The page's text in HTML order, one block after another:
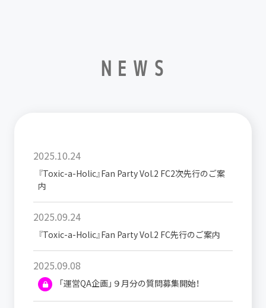
NEWS
2025.10.24
『Toxic-a-Holic』Fan Party Vol.2 FC2次先行のご案
内
2025.09.24
『Toxic-a-Holic』Fan Party Vol.2 FC先行のご案内
2025.09.08
「運営QA企画」９月分の質問募集開始！